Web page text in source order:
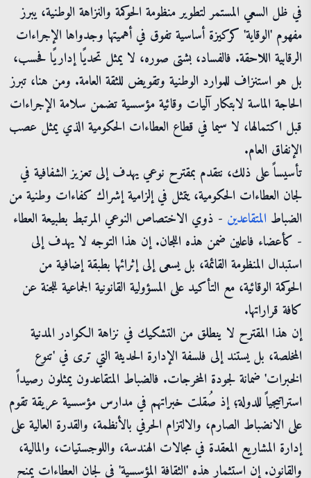
في ظل السعي المستمر لتطوير منظومة الحوكمة والنزاهة الوطنية، يبرز
مفهوم 'الوقاية' كركيزة أساسية تفوق في أهميتها وجدواها الإجراءات
الرقابية اللاحقة. فالفساد، بشتى صوره، لا يمثل تحديًا إداريًا فحسب،
بل هو استنزاف للموارد الوطنية وتقويض للثقة العامة. ومن هنا، تبرز
الحاجة الماسة لابتكار آليات وقائية مؤسسية تضمن سلامة الإجراءات
قبل اكتمالها، لا سيما في قطاع العطاءات الحكومية الذي يمثل عصب
الإنفاق العام.
تأسيساً على ذلك، نتقدم بمقترح نوعي يهدف إلى تعزيز الشفافية في
لجان العطاءات الحكومية، يتمثل في إلزامية إشراك كفاءات وطنية من
الضباط المتقاعدين - ذوي الاختصاص النوعي المرتبط بطبيعة العطاء
- كأعضاء فاعلين ضمن هذه اللجان. إن هذا التوجه لا يهدف إلى
استبدال المنظومة القائمة، بل يسعى إلى إثرائها بطبقة إضافية من
الحوكمة الوقائية، مع التأكيد على المسؤولية القانونية الجماعية للجنة عن
كافة قراراتها.
إن هذا المقترح لا ينطلق من التشكيك في نزاهة الكوادر المدنية
المخلصة، بل يستند إلى فلسفة الإدارة الحديثة التي ترى في 'تنوع
الخبرات' ضمانة لجودة المخرجات. فالضباط المتقاعدون يمثلون رصيداً
استراتيجياً للدولة؛ إذ صُقلت خبراتهم في مدارس مؤسسية عريقة تقوم
على الانضباط الصارم، والالتزام الحرفي بالأنظمة، والقدرة العالية على
إدارة المشاريع المعقدة في مجالات الهندسة، واللوجستيات، والمالية،
والقانون. إن استثمار هذه 'الثقافة المؤسسية' في لجان العطاءات يمنح